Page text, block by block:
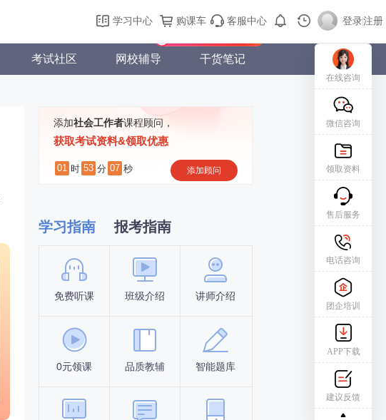
购课车 登录/注册
学习中心 购课车 客服中心 登录|注册
考试社区 网校辅导 干货笔记
添加社会工作者课程顾问，
获取考试资料&领取优惠
01 时 53 分 06 秒 添加顾问
学习指南 报考指南
免费听课 班级介绍 讲师介绍
0元领课 品质教辅 智能题库
报名时间
考试时间
在线咨询
微信咨询
领取资料
售后服务
电话咨询
团企培训
APP下载
建议反馈